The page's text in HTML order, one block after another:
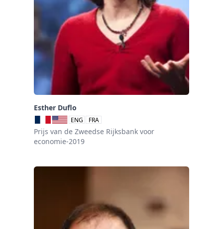
Esther Duflo
ENG FRA
Prijs van de Zweedse Rijksbank voor
economie-2019